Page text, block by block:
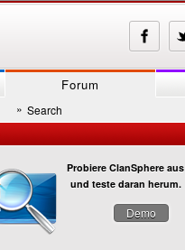
Forum
» Search
Probiere ClanSphere aus
und teste daran herum.
Demo